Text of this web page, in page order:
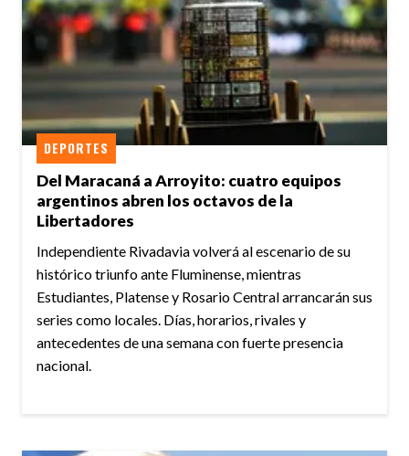
Del Maracaná a Arroyito: cuatro equipos
argentinos abren los octavos de la
Libertadores
DEPORTES
Independiente Rivadavia volverá al escenario de su
histórico triunfo ante Fluminense, mientras
Estudiantes, Platense y Rosario Central arrancarán sus
series como locales. Días, horarios, rivales y
antecedentes de una semana con fuerte presencia
nacional.